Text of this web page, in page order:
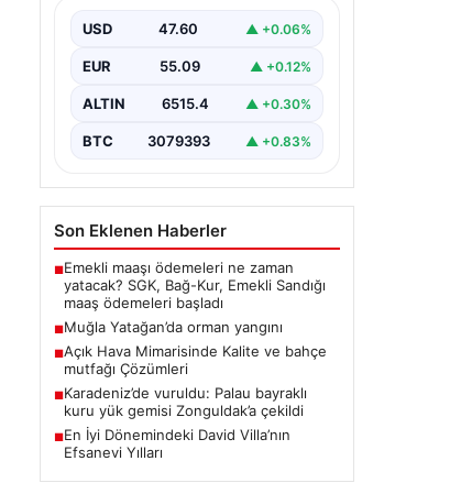
USD 47.60 ▲ +0.06%
EUR 55.09 ▲ +0.12%
ALTIN 6515.4 ▲ +0.30%
BTC 3079393 ▲ +0.83%
Son Eklenen Haberler
■Emekli maaşı ödemeleri ne zaman
yatacak? SGK, Bağ-Kur, Emekli Sandığı
maaş ödemeleri başladı
■Muğla Yatağan’da orman yangını
■Açık Hava Mimarisinde Kalite ve bahçe
mutfağı Çözümleri
■Karadeniz’de vuruldu: Palau bayraklı
kuru yük gemisi Zonguldak’a çekildi
■En İyi Dönemindeki David Villa’nın
Efsanevi Yılları